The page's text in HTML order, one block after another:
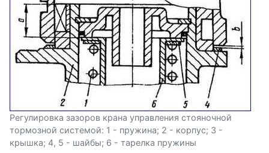
Регулировка зазоров крана управления стояночной
тормозной системой: 1 - пружина; 2 - корпус; 3 -
крышка; 4, 5 - шайбы; 6 - тарелка пружины